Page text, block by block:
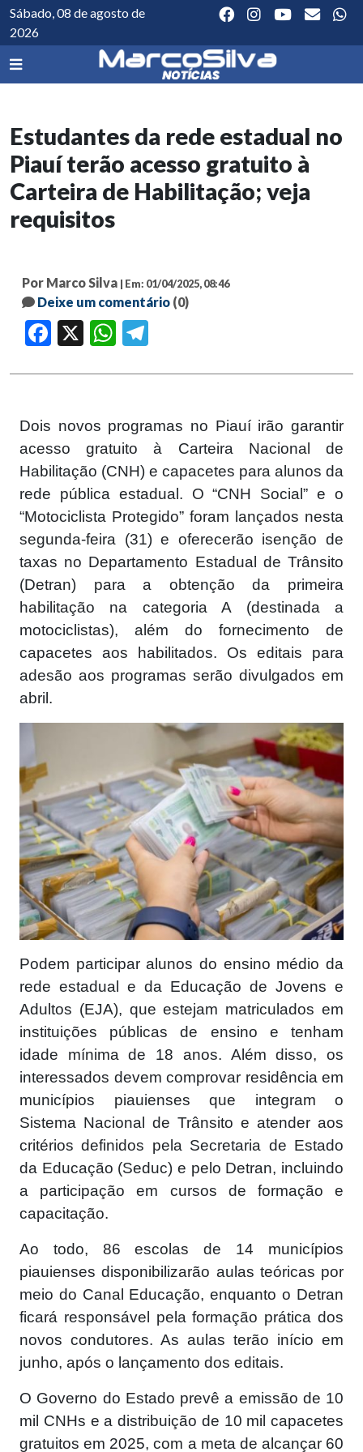
Sábado, 08 de agosto de
2026
Estudantes da rede estadual no
Piauí terão acesso gratuito à
Carteira de Habilitação; veja
requisitos
Por Marco Silva | Em: 01/04/2025, 08:46
Deixe um comentário (0)
Facebook WhatsApp
Dois novos programas no Piauí irão garantir
acesso gratuito à Carteira Nacional de
Habilitação (CNH) e capacetes para alunos da
rede pública estadual. O “CNH Social” e o
“Motociclista Protegido” foram lançados nesta
segunda-feira (31) e oferecerão isenção de
taxas no Departamento Estadual de Trânsito
(Detran) para a obtenção da primeira
habilitação na categoria A (destinada a
motociclistas), além do fornecimento de
capacetes aos habilitados. Os editais para
adesão aos programas serão divulgados em
abril.
Podem participar alunos do ensino médio da
rede estadual e da Educação de Jovens e
Adultos (EJA), que estejam matriculados em
instituições públicas de ensino e tenham
idade mínima de 18 anos. Além disso, os
interessados devem comprovar residência em
municípios piauienses que integram o
Sistema Nacional de Trânsito e atender aos
critérios definidos pela Secretaria de Estado
da Educação (Seduc) e pelo Detran, incluindo
a participação em cursos de formação e
capacitação.
Ao todo, 86 escolas de 14 municípios
piauienses disponibilizarão aulas teóricas por
meio do Canal Educação, enquanto o Detran
ficará responsável pela formação prática dos
novos condutores. As aulas terão início em
junho, após o lançamento dos editais.
O Governo do Estado prevê a emissão de 10
mil CNHs e a distribuição de 10 mil capacetes
gratuitos em 2025, com a meta de alcançar 60